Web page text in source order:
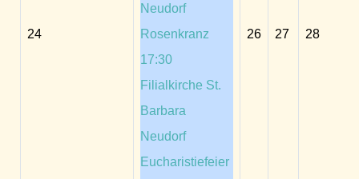
24
Neudorf
Rosenkranz
17:30
Filialkirche St.
Barbara
Neudorf
Eucharistiefeier
26 27 28